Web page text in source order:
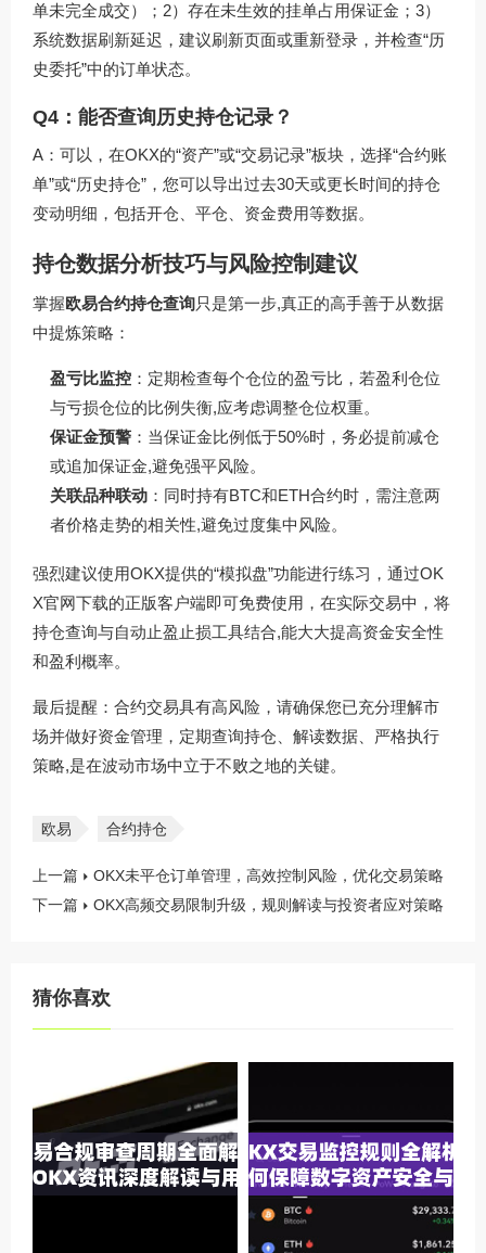
单未完全成交）；2）存在未生效的挂单占用保证金；3）
系统数据刷新延迟，建议刷新页面或重新登录，并检查“历
史委托”中的订单状态。
Q4：能否查询历史持仓记录？
A：可以，在OKX的“资产”或“交易记录”板块，选择“合约账
单”或“历史持仓”，您可以导出过去30天或更长时间的持仓
变动明细，包括开仓、平仓、资金费用等数据。
持仓数据分析技巧与风险控制建议
掌握欧易合约持仓查询只是第一步,真正的高手善于从数据
中提炼策略：
盈亏比监控 ：定期检查每个仓位的盈亏比，若盈利仓位
与亏损仓位的比例失衡,应考虑调整仓位权重。
保证金预警 ：当保证金比例低于50%时，务必提前减仓
或追加保证金,避免强平风险。
关联品种联动 ：同时持有BTC和ETH合约时，需注意两
者价格走势的相关性,避免过度集中风险。
强烈建议使用OKX提供的“模拟盘”功能进行练习，通过OK
X官网下载的正版客户端即可免费使用，在实际交易中，将
持仓查询与自动止盈止损工具结合,能大大提高资金安全性
和盈利概率。
最后提醒：合约交易具有高风险，请确保您已充分理解市
场并做好资金管理，定期查询持仓、解读数据、严格执行
策略,是在波动市场中立于不败之地的关键。
欧易 合约持仓
上一篇
OKX未平仓订单管理，高效控制风险，优化交易策略
下一篇
OKX高频交易限制升级，规则解读与投资者应对策略
猜你喜欢